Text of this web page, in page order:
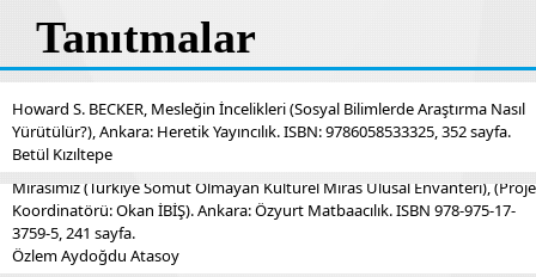
Tanıtmalar
Howard S. BECKER, Mesleğin İncelikleri (Sosyal Bilimlerde Araştırma Nasıl
Yürütülür?), Ankara: Heretik Yayıncılık. ISBN: 9786058533325, 352 sayfa.
Betül Kızıltepe
Solmaz KARABAŞA (Haz.), 2014 Geçmişten Geleceğe Yaşayan Kültür
Mirasımız (Türkiye Somut Olmayan Kültürel Miras Ulusal Envanteri), (Proje
Koordinatörü: Okan İBİŞ). Ankara: Özyurt Matbaacılık. ISBN 978-975-17-
3759-5, 241 sayfa.
Özlem Aydoğdu Atasoy